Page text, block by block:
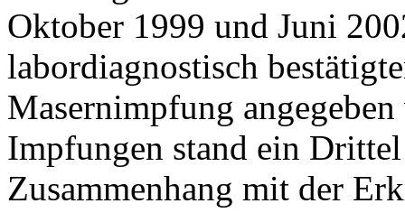
Oktober 1999 und Juni
labordiagnostisch
Masernimpfung
Impfungen stand ein
Zusammenhang mit der